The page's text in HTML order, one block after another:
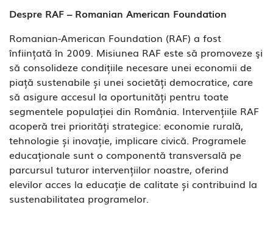
Despre RAF – Romanian American Foundation
Romanian-American Foundation (RAF) a fost
înființată în 2009. Misiunea RAF este să promoveze şi
să consolideze condițiile necesare unei economii de
piață sustenabile și unei societăți democratice, care
să asigure accesul la oportunități pentru toate
segmentele populației din România. Intervențiile RAF
acoperă trei priorități strategice: economie rurală,
tehnologie și inovație, implicare civică. Programele
educaționale sunt o componentă transversală pe
parcursul tuturor intervențiilor noastre, oferind
elevilor acces la educație de calitate și contribuind la
sustenabilitatea programelor.